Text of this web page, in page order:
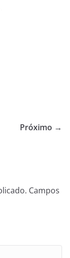
Próximo →
Campos